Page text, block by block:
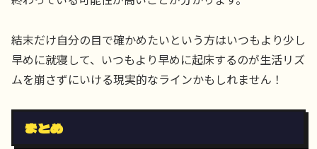
結末だけ自分の目で確かめたいという方はいつもより少し
早めに就寝して、いつもより早めに起床するのが生活リズ
ムを崩さずにいける現実的なラインかもしれません！
まとめ